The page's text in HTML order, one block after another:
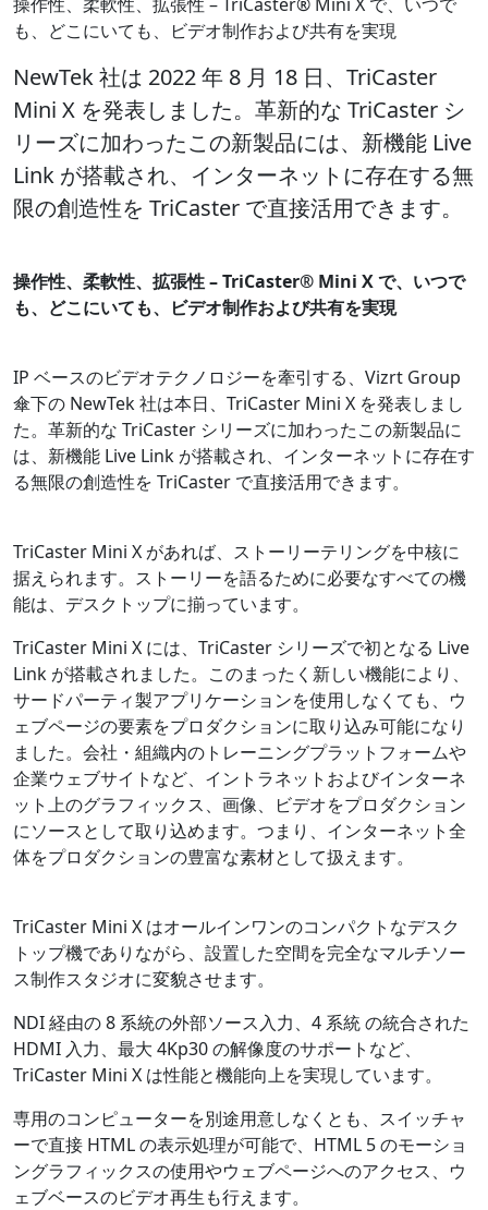
も、どこにいても、ビデオ制作および共有を実現
NewTek 社は 2022 年 8 月 18 日、TriCaster
Mini X を発表しました。革新的な TriCaster シ
リーズに加わったこの新製品には、新機能 Live
Link が搭載され、インターネットに存在する無
限の創造性を TriCaster で直接活用できます。
操作性、柔軟性、拡張性 – TriCaster® Mini X で、いつで
も、どこにいても、ビデオ制作および共有を実現
IP ベースのビデオテクノロジーを牽引する、Vizrt Group
傘下の NewTek 社は本日、TriCaster Mini X を発表しまし
た。革新的な TriCaster シリーズに加わったこの新製品に
は、新機能 Live Link が搭載され、インターネットに存在す
る無限の創造性を TriCaster で直接活用できます。
TriCaster Mini X があれば、ストーリーテリングを中核に
据えられます。ストーリーを語るために必要なすべての機
能は、デスクトップに揃っています。
TriCaster Mini X には、TriCaster シリーズで初となる Live
Link が搭載されました。このまったく新しい機能により、
サードパーティ製アプリケーションを使用しなくても、ウ
ェブページの要素をプロダクションに取り込み可能になり
ました。会社・組織内のトレーニングプラットフォームや
企業ウェブサイトなど、イントラネットおよびインターネ
ット上のグラフィックス、画像、ビデオをプロダクション
にソースとして取り込めます。つまり、インターネット全
体をプロダクションの豊富な素材として扱えます。
TriCaster Mini X はオールインワンのコンパクトなデスク
トップ機でありながら、設置した空間を完全なマルチソー
ス制作スタジオに変貌させます。
NDI 経由の 8 系統の外部ソース入力、4 系統 の統合された
HDMI 入力、最大 4Kp30 の解像度のサポートなど、
TriCaster Mini X は性能と機能向上を実現しています。
専用のコンピューターを別途用意しなくとも、スイッチャ
ーで直接 HTML の表示処理が可能で、HTML 5 のモーショ
ングラフィックスの使用やウェブページへのアクセス、ウ
ェブベースのビデオ再生も行えます。